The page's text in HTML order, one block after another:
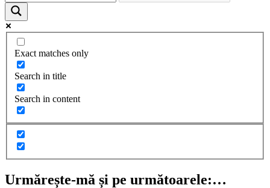
Exact matches only
Search in title
Search in content
Urmărește-mă și pe următoarele:…